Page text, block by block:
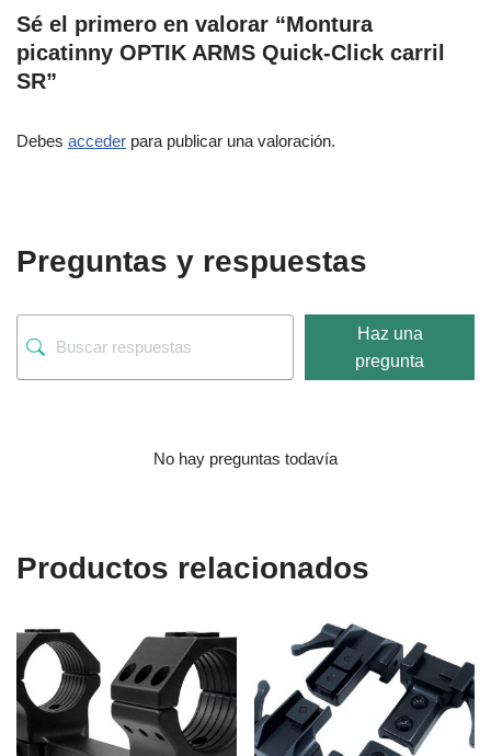
Sé el primero en valorar “Montura
picatinny OPTIK ARMS Quick-Click carril
SR”
Debes acceder para publicar una valoración.
Preguntas y respuestas
Haz una
pregunta
No hay preguntas todavía
Productos relacionados